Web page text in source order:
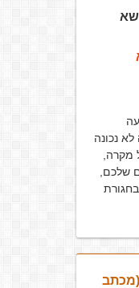
נכונה
מקרה,
שלכם,
(מכתב